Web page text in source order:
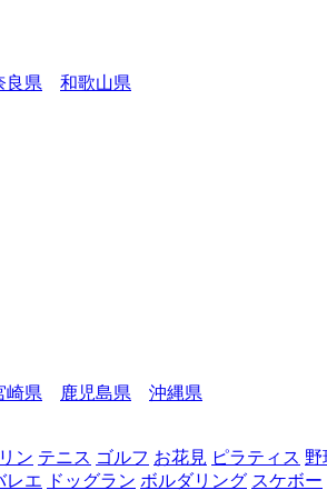
良県 和歌山県
崎県 鹿児島県
沖縄県
ン テニス ゴルフ お花見 ピラティス 野
レエ ドッグラン ボルダリング スケボー